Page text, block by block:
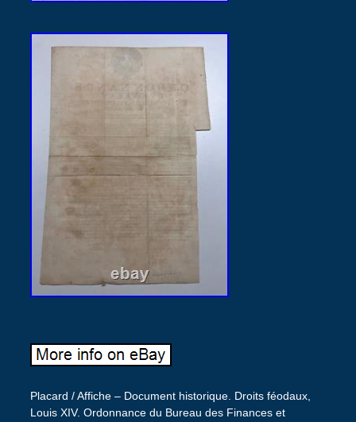
Placard / Affiche – Document historique. Droits féodaux,
Louis XIV. Ordonnance du Bureau des Finances et